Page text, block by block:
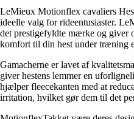
LeMieux Motionflex cavaliers
ideelle valg for rideentusiaster.
det prestigefyldte mærke og giver
komfort til din hest under træning
Gamacherne er lavet af
giver hestens lemmer en
hjælper fleecekanten med at
irritation, hvilket gør dem til det